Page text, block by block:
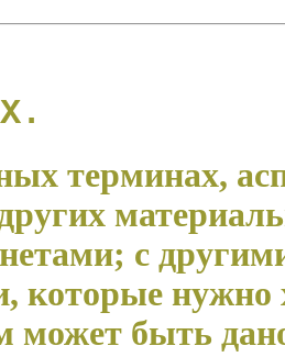
терминах,
с
которые нужно
может быть